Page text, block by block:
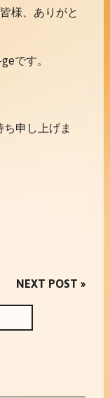
様、ありがと
です。
申し上げま
NEXT POST »